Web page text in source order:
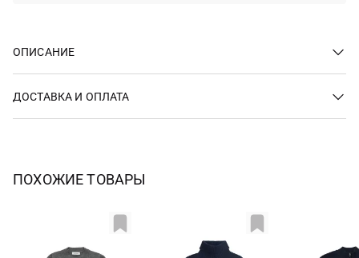
ОПИСАНИЕ
ДОСТАВКА И ОПЛАТА
ПОХОЖИЕ ТОВАРЫ